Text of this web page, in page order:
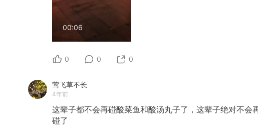
00:06
0 0 0
莺飞草不长
4年前
这辈子都不会再碰酸菜鱼和酸汤丸子了，这辈子绝对不会
碰了